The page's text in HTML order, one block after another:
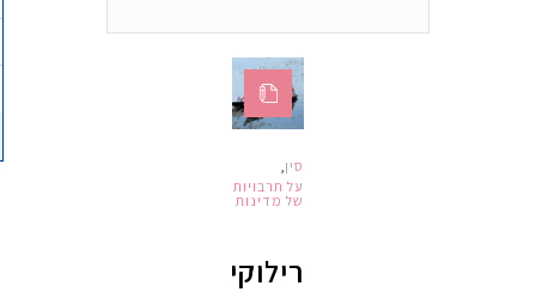
סין
על תרבויות
של מדינות
רילוקיישן